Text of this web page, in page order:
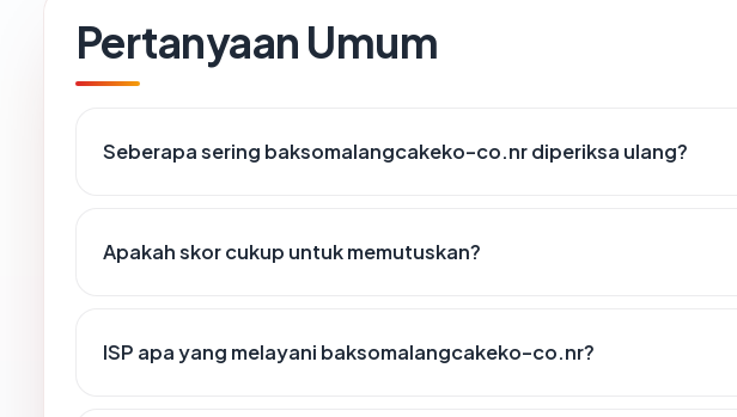
Pertanyaan Umum
Seberapa sering baksomalangcakeko-co.nr diperiksa ulang?
Apakah skor cukup untuk memutuskan?
ISP apa yang melayani baksomalangcakeko-co.nr?